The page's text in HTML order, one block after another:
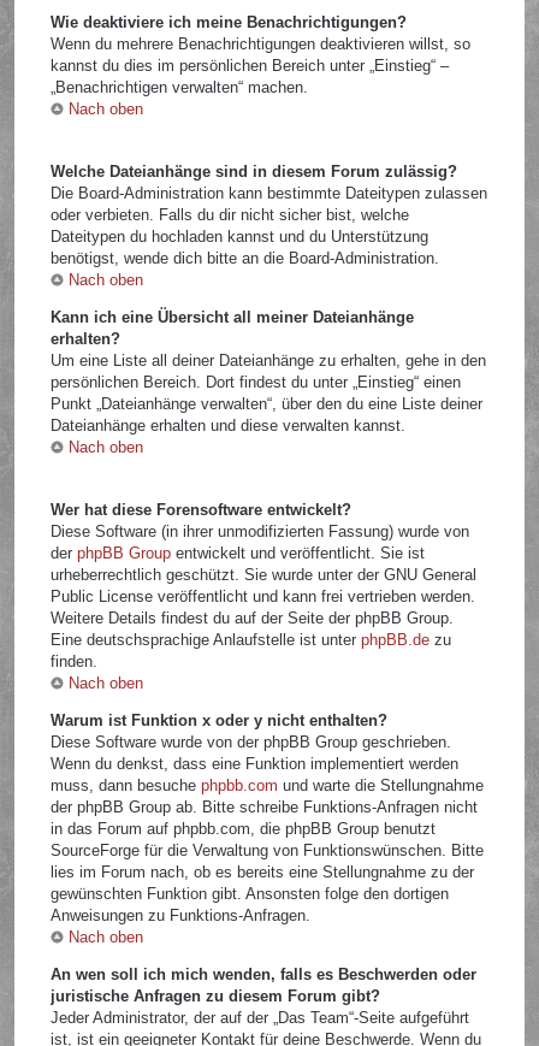
Wie deaktiviere ich meine Benachrichtigungen?
Wenn du mehrere Benachrichtigungen deaktivieren willst, so
kannst du dies im persönlichen Bereich unter „Einstieg“ –
„Benachrichtigen verwalten“ machen.
Nach oben
Welche Dateianhänge sind in diesem Forum zulässig?
Die Board-Administration kann bestimmte Dateitypen zulassen
oder verbieten. Falls du dir nicht sicher bist, welche
Dateitypen du hochladen kannst und du Unterstützung
benötigst, wende dich bitte an die Board-Administration.
Nach oben
Kann ich eine Übersicht all meiner Dateianhänge
erhalten?
Um eine Liste all deiner Dateianhänge zu erhalten, gehe in den
persönlichen Bereich. Dort findest du unter „Einstieg“ einen
Punkt „Dateianhänge verwalten“, über den du eine Liste deiner
Dateianhänge erhalten und diese verwalten kannst.
Nach oben
Wer hat diese Forensoftware entwickelt?
Diese Software (in ihrer unmodifizierten Fassung) wurde von
derphpBB Group entwickelt und veröffentlicht. Sie ist
urheberrechtlich geschützt. Sie wurde unter der GNU General
Public License veröffentlicht und kann frei vertrieben werden.
Weitere Details findest du auf der Seite der phpBB Group.
Eine deutschsprachige Anlaufstelle ist unterphpBB.de zu
finden.
Nach oben
Warum ist Funktion x oder y nicht enthalten?
Diese Software wurde von der phpBB Group geschrieben.
Wenn du denkst, dass eine Funktion implementiert werden
muss, dann besuchephpbb.com und warte die Stellungnahme
der phpBB Group ab. Bitte schreibe Funktions-Anfragen nicht
in das Forum auf phpbb.com, die phpBB Group benutzt
SourceForge für die Verwaltung von Funktionswünschen. Bitte
lies im Forum nach, ob es bereits eine Stellungnahme zu der
gewünschten Funktion gibt. Ansonsten folge den dortigen
Anweisungen zu Funktions-Anfragen.
Nach oben
An wen soll ich mich wenden, falls es Beschwerden oder
juristische Anfragen zu diesem Forum gibt?
Jeder Administrator, der auf der „Das Team“-Seite aufgeführt
ist, ist ein geeigneter Kontakt für deine Beschwerde. Wenn du